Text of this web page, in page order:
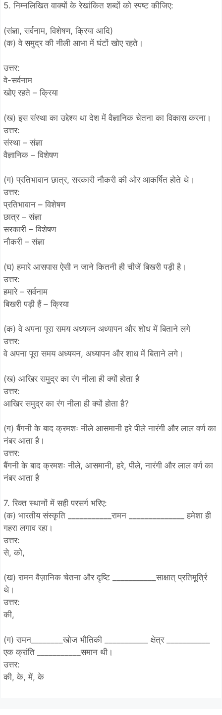
5. निम्नलिखित वाक्यों के रेखांकित शब्दों को स्पष्ट कीजिए:
(संज्ञा, सर्वनाम, विशेषण, क्रिया आदि)
(क) वे समुद्र की नीली आभा में घंटों खोए रहते।
उत्तर:
वे-सर्वनाम
खोए रहते – क्रिया
(ख) इस संस्था का उद्देश्य था देश में वैज्ञानिक चेतना का विकास करना।
उत्तर:
संस्था – संज्ञा
वैज्ञानिक – विशेषण
(ग) प्रतिभावान छात्र, सरकारी नौकरी की ओर आकर्षित होते थे।
उत्तर:
प्रतिभावान – विशेषण
छात्र – संज्ञा
सरकारी – विशेषण
नौकरी – संज्ञा
(घ) हमारे आसपास ऐसी न जाने कितनी ही चीजें बिखरी पड़ी है।
उत्तर:
हमारे – सर्वनाम
बिखरी पड़ी हैं – क्रिया
(क) वे अपना पूरा समय अध्ययन अध्यापन और शोध में बिताने लगे
उत्तर:
वे अपना पूरा समय अध्ययन, अध्यापन और शाध में बिताने लगे।
(ख) आखिर समुद्र का रंग नीला ही क्यों होता है
उत्तर:
आखिर समुद्र का रंग नीला ही क्यों होता है?
(ग) बैंगनी के बाद क्रमशः नीले आसमानी हरे पीले नारंगी और लाल वर्ण का
नंबर आता है।
उत्तर:
बैंगनी के बाद क्रमशः नीले, आसमानी, हरे, पीले, नारंगी और लाल वर्ण का
नंबर आता है
7. रिक्त स्थानों में सही परसर्ग भरिए:
(क) भारतीय संस्कृति ___________रामन ______________ हमेशा ही
गहरा लगाव रहा।
उत्तर:
से, को,
(ख) रामन वैज़ानिक चेतना और दृष्टि ___________साक्षात् प्रतिमूर्त्रि
थे।
उत्तर:
की,
(ग) रामन________खोज भौतिकी ___________ क्षेत्र ___________
एक क्रांति ___________समान थी।
उत्तर:
की, के, में, के